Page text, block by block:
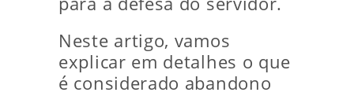
Neste artigo, vamos
explicar em detalhes o que
é considerado abandono